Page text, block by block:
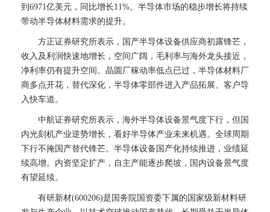
到6971亿美元，同比增长11%。半导体市场的稳步增长将持续
带动半导体材料需求的提升。
方正证券研究所表示，国产半导体设备供应商初露锋芒，
收入及利润快速地增长，空间广阔，毛利率与海外龙头接近，
净利率仍有提升空间。晶圆厂稼动率低点已过，半导体材料厂
商多点开花，替代深化，半导体零部件进入产品拓展、客户导
入快车道。
中航证券研究所表示，海外半导体设备景气度下行，但国
内光刻机产业逆势增长，看好半导体产业未来机遇。全球周期
下行不掩国产替代锋芒。半导体设备国产化持续推进，业绩延
续高增。内资坚定扩产，自主产能逐步爬坡，国内设备景气度
有望延续。
有研新材(600206)是国务院国资委下属的国家级新材料研